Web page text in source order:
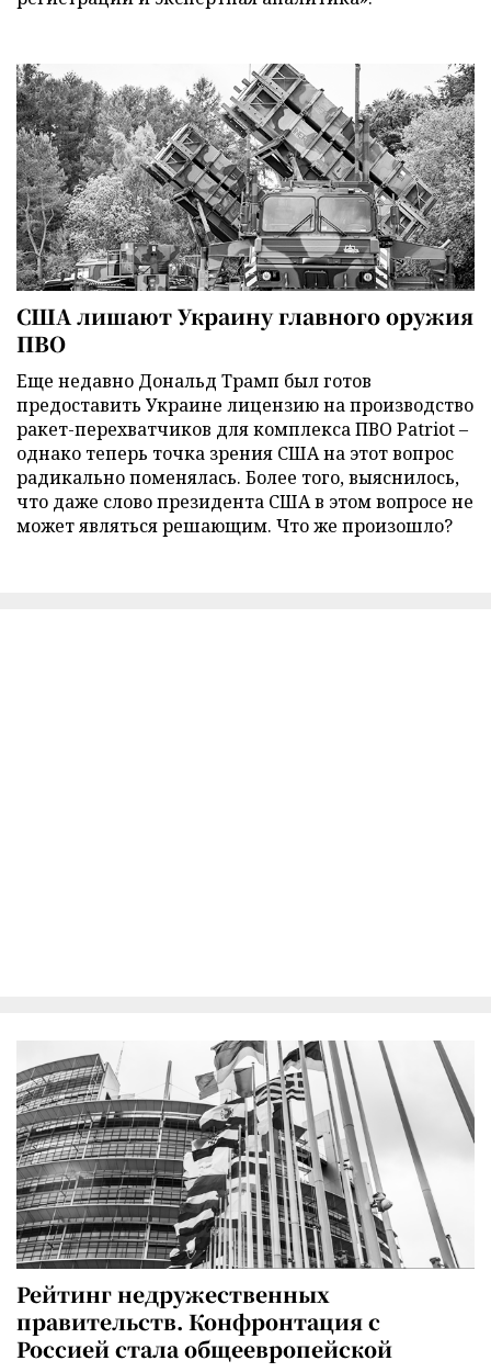
США лишают Украину главного оружия
ПВО
Еще недавно Дональд Трамп был готов
предоставить Украине лицензию на производство
ракет-перехватчиков для комплекса ПВО Patriot –
однако теперь точка зрения США на этот вопрос
радикально поменялась. Более того, выяснилось,
что даже слово президента США в этом вопросе не
может являться решающим. Что же произошло?
Рейтинг недружественных
правительств. Конфронтация с
Россией стала общеевропейской